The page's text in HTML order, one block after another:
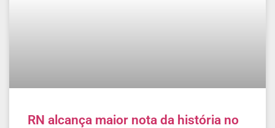
RN alcança maior nota da história no